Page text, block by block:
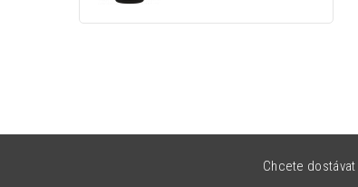
BT, WLAN, 5G, NFC,,
Chcete